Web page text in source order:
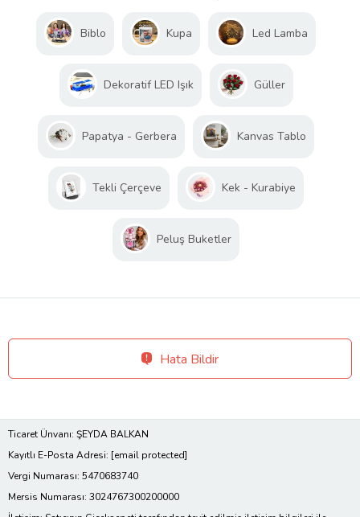
Biblo Kupa Led Lamba
Dekoratif LED Işık Güller
Papatya - Gerbera Kanvas Tablo
Tekli Çerçeve Kek - Kurabiye
Peluş Buketler
Hata Bildir
Ticaret Ünvanı: ŞEYDA BALKAN
Kayıtlı E-Posta Adresi: [email protected]
Vergi Numarası: 5470683740
Mersis Numarası: 3024767300200000